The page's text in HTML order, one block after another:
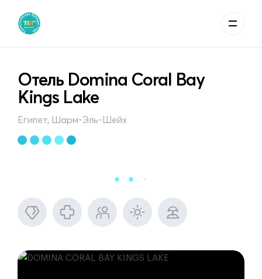
Отель Domina Coral Bay
Kings Lake
Египет, Шарм-Эль-Шейх